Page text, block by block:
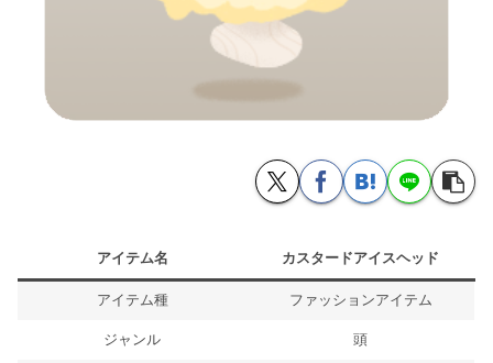
アイテム名 カスタードアイスヘッド
アイテム種 ファッションアイテム
ジャンル 頭